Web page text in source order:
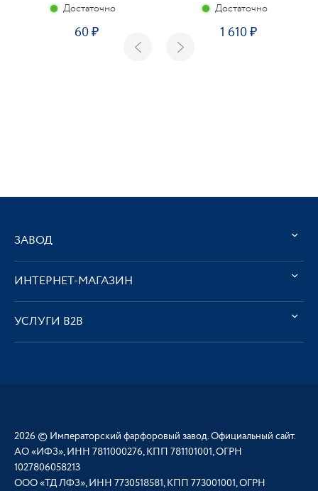
Достаточно
60
Достаточно
1 610
ЗАВОД
ИНТЕРНЕТ-МАГАЗИН
УСЛУГИ В2В
2026 © Императорский фарфоровый завод. Официальный сайт.
АО «ИФЗ», ИНН 7811000276, КПП 781101001, ОГРН
1027806058213
ООО «ТД ЛФЗ», ИНН 7730518581, КПП 773001001, ОГРН